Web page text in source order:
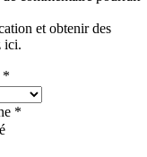
et obtenir des
ici.
*
*